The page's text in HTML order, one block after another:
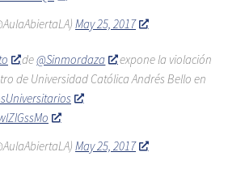
May 25, 2017
de@Sinmordaza
expone la violación
de Universidad Católica Andrés Bello en
May 25, 2017